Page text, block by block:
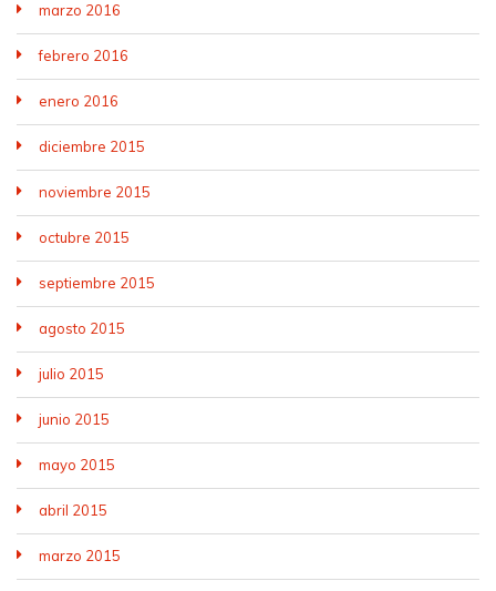
marzo 2016
febrero 2016
enero 2016
diciembre 2015
noviembre 2015
octubre 2015
septiembre 2015
agosto 2015
julio 2015
junio 2015
mayo 2015
abril 2015
marzo 2015